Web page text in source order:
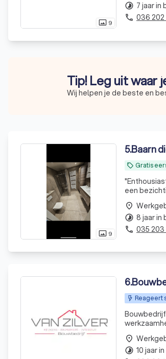
photo_size_select_actual 9
timelapse 7 jaar in
phone 036
Tip! Leg uit waar
Wij helpen je de beste en
photo_size_select_actual 9
5.Baarn
local_offer Gratis
"
een
super fijn.
place
timelapse 8 jaar in
phone 035 203
6.
Reageert
zijn
place
timelapse 10 jaar